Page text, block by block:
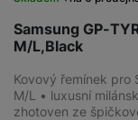
Samsung GP-
M/L,Black
Kovový řemínek pro
M/L • luxusní
zhotoven ze